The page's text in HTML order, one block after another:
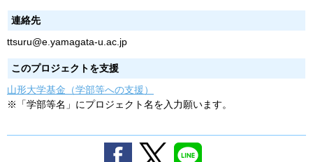
連絡先
ttsuru@e.yamagata-u.ac.jp
このプロジェクトを支援
山形大学基金（学部等への支援）
※「学部等名」にプロジェクト名を入力願います。